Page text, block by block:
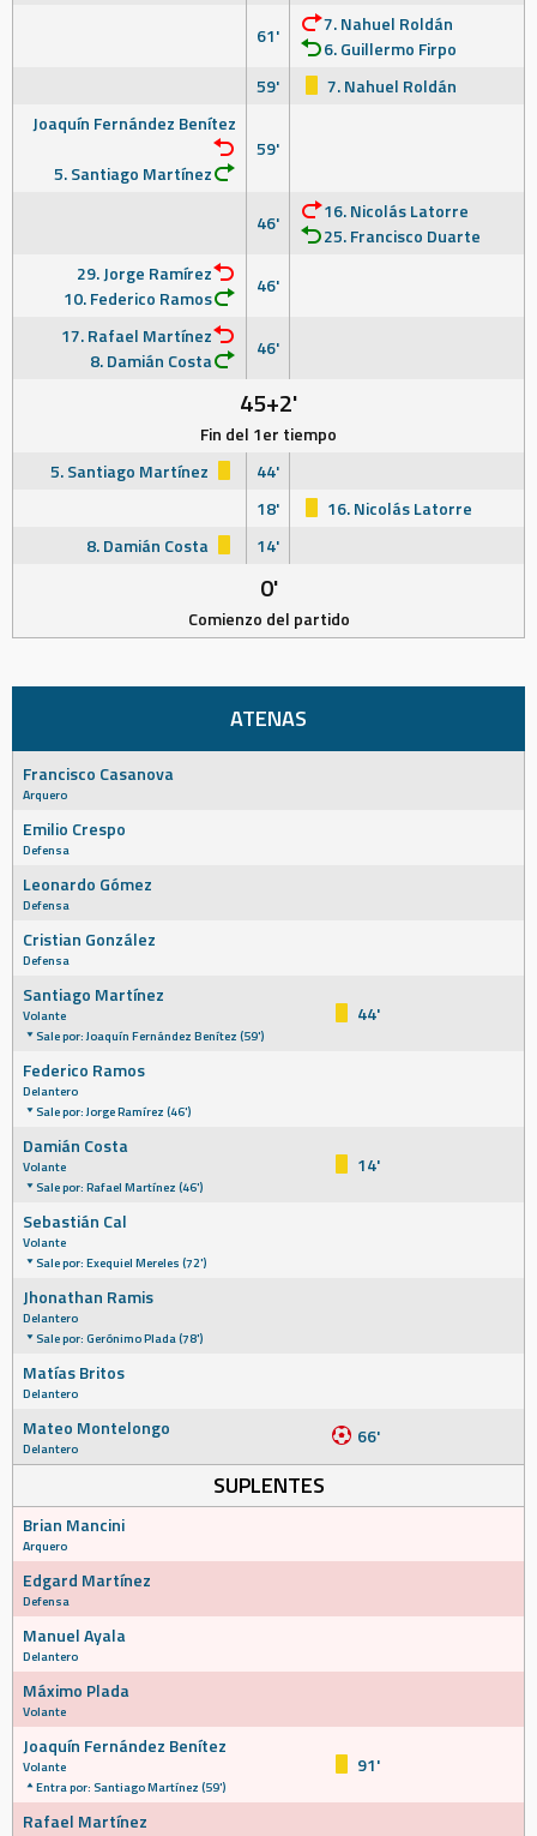
61'
7. Nahuel Roldán
6. Guillermo Firpo
59'
7. Nahuel Roldán
Joaquín Fernández Benítez
5. Santiago Martínez
59'
46'
16. Nicolás Latorre
25. Francisco Duarte
29. Jorge Ramírez
10. Federico Ramos
46'
17. Rafael Martínez
8. Damián Costa
46'
45+2'
Fin del 1er tiempo
5. Santiago Martínez
44'
18'
16. Nicolás Latorre
8. Damián Costa
14'
0'
Comienzo del partido
ATENAS
Francisco Casanova
Arquero
Emilio Crespo
Defensa
Leonardo Gómez
Defensa
Cristian González
Defensa
Santiago Martínez
Volante
Sale por: Joaquín Fernández Benítez (59')
44'
Federico Ramos
Delantero
Sale por: Jorge Ramírez (46')
Damián Costa
Volante
Sale por: Rafael Martínez (46')
14'
Sebastián Cal
Volante
Sale por: Exequiel Mereles (72')
Jhonathan Ramis
Delantero
Sale por: Gerónimo Plada (78')
Matías Britos
Delantero
Mateo Montelongo
Delantero 66'
SUPLENTES
Brian Mancini
Arquero
Edgard Martínez
Defensa
Manuel Ayala
Delantero
Máximo Plada
Volante
Joaquín Fernández Benítez
Volante
Entra por: Santiago Martínez (59')
91'
Rafael Martínez